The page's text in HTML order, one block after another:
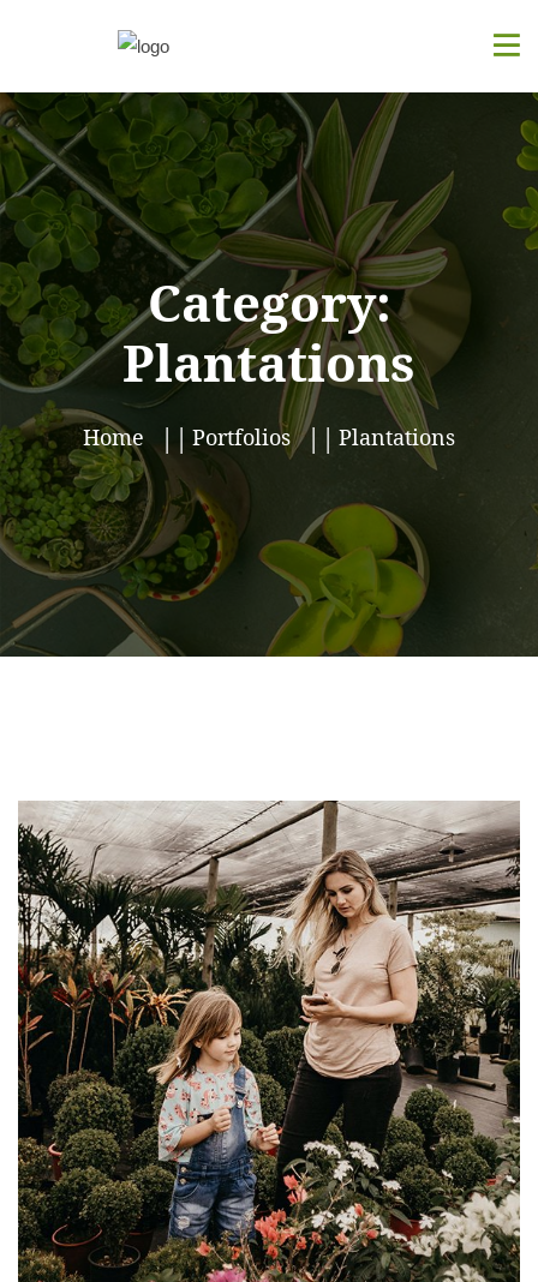
Category:
Plantations
Home Portfolios Plantations